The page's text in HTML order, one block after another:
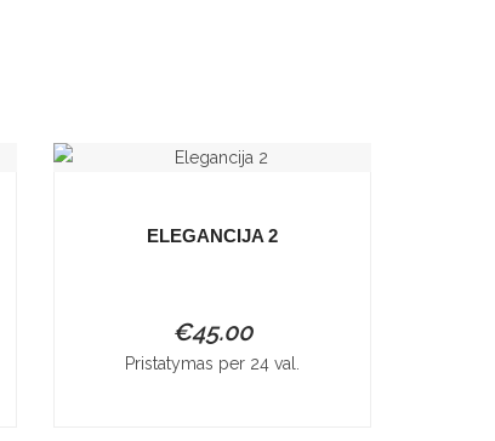
ELEGANCIJA 2
€45.00
Pristatymas per 24 val.